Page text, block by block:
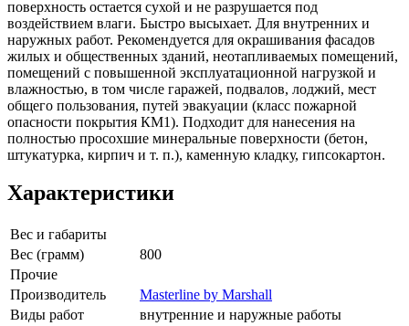
поверхность остается сухой и не разрушается под
воздействием влаги. Быстро высыхает. Для внутренних и
наружных работ. Рекомендуется для окрашивания фасадов
жилых и общественных зданий, неотапливаемых помещений,
помещений с повышенной эксплуатационной нагрузкой и
влажностью, в том числе гаражей, подвалов, лоджий, мест
общего пользования, путей эвакуации (класс пожарной
опасности покрытия КМ1). Подходит для нанесения на
полностью просохшие минеральные поверхности (бетон,
штукатурка, кирпич и т. п.), каменную кладку, гипсокартон.
Характеристики
Вес и габариты
Вес (грамм)
800
Прочие
Производитель
Masterline by Marshall
Виды работ
внутренние и наружные работы